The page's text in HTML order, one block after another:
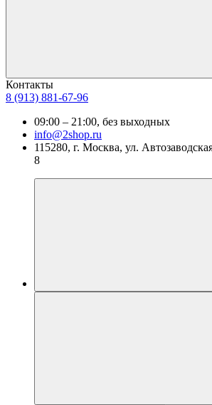
Контакты
8 (913) 881-67-96
09:00 – 21:00, без выходных
info@2shop.ru
115280, г. Москва, ул.
8